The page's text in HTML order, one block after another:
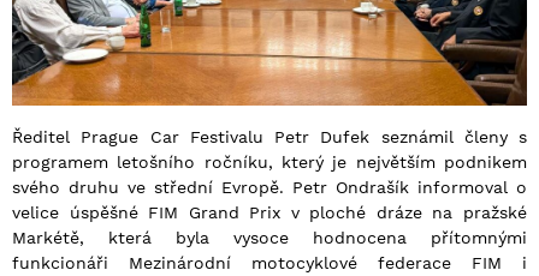
Ředitel Prague Car Festivalu Petr Dufek seznámil členy s
programem letošního ročníku, který je největším podnikem
svého druhu ve střední Evropě. Petr Ondrašík informoval o
velice úspěšné FIM Grand Prix v ploché dráze na pražské
Markétě, která byla vysoce hodnocena přítomnými
funkcionáři Mezinárodní motocyklové federace FIM i